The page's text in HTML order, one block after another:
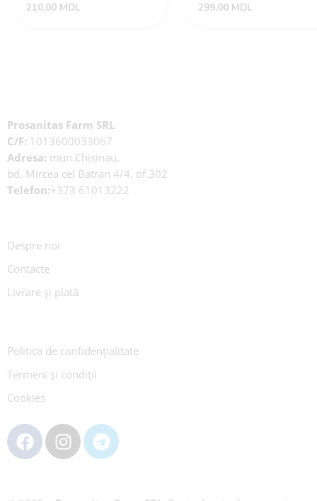
210,00 MDL 299,00 MDL
Prosanitas Farm SRL
C/F: 1013600033067
Adresa: mun.Chisinau,
bd. Mircea cel Batran 4/4, of.302
Telefon:+373 61013222
Despre noi
Contacte
Livrare și plată
Politica de confidențialitate
Termeni și condiții
Cookies